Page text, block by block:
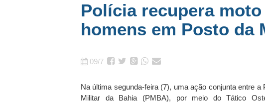
Polícia recupera
homens em Posto da
09/7
Na última segunda-feira (7), uma ação conjunta entre a
Militar da Bahia (PMBA), por meio do Tático